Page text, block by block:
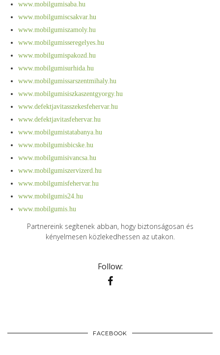
www.mobilgumisaba.hu
www.mobilgumiscsakvar.hu
www.mobilgumiszamoly.hu
www.mobilgumisseregelyes.hu
www.mobilgumispakozd.hu
www.mobilgumisurhida.hu
www.mobilgumissarszentmihaly.hu
www.mobilgumisiszkaszentgyorgy.hu
www.defektjavitasszekesfehervar.hu
www.defektjavitasfehervar.hu
www.mobilgumistatabanya.hu
www.mobilgumisbicske.hu
www.mobilgumisivancsa.hu
www.mobilgumiszervizerd.hu
www.mobilgumisfehervar.hu
www.mobilgumis24.hu
www.mobilgumis.hu
Partnereink segítenek abban, hogy biztonságosan és
kényelmesen közlekedhessen az utakon.
Follow:
FACEBOOK